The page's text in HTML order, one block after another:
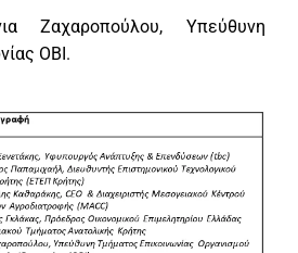
Ζαχαροπούλου, Υπεύθυνη
ΟΒΙ.